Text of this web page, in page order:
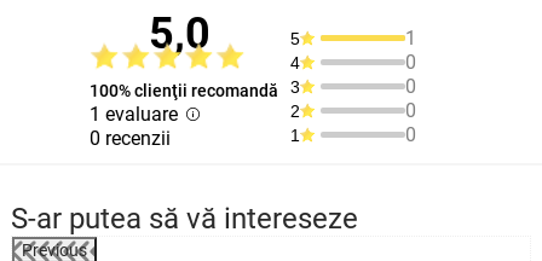
5,0
100% clienţii recomandă
1 evaluare
0 recenzii
5 1
4 0
3 0
2 0
1 0
S-ar putea să vă intereseze
Previous